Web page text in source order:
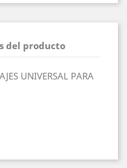
del producto
UNIVERSAL PARA